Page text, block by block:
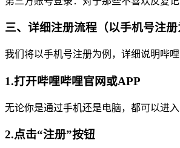
三、详细注册流程（以手机号注册
我们将以手机号注册为例，详细说明哔
1.打开哔哩哔哩官网或APP
无论你是通过手机还是电脑，都可以进
2.点击“注册”按钮